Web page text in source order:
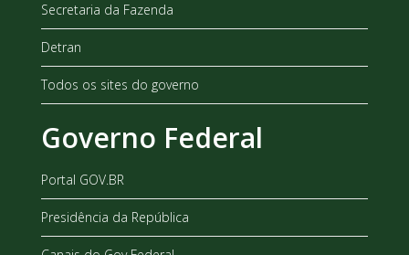
Secretaria da Fazenda
Detran
Todos os sites do governo
Governo Federal
Portal GOV.BR
Presidência da República